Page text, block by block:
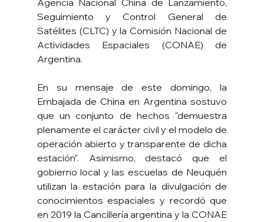
Agencia Nacional China de Lanzamiento,
Seguimiento y Control General de
Satélites (CLTC) y la Comisión Nacional de
Actividades Espaciales (CONAE) de
Argentina.
En su mensaje de este domingo, la
Embajada de China en Argentina sostuvo
que un conjunto de hechos "demuestra
plenamente el carácter civil y el modelo de
operación abierto y transparente de dicha
estación". Asimismo, destacó que el
gobierno local y las escuelas de Neuquén
utilizan la estación para la divulgación de
conocimientos espaciales y recordó que
en 2019 la Cancillería argentina y la CONAE